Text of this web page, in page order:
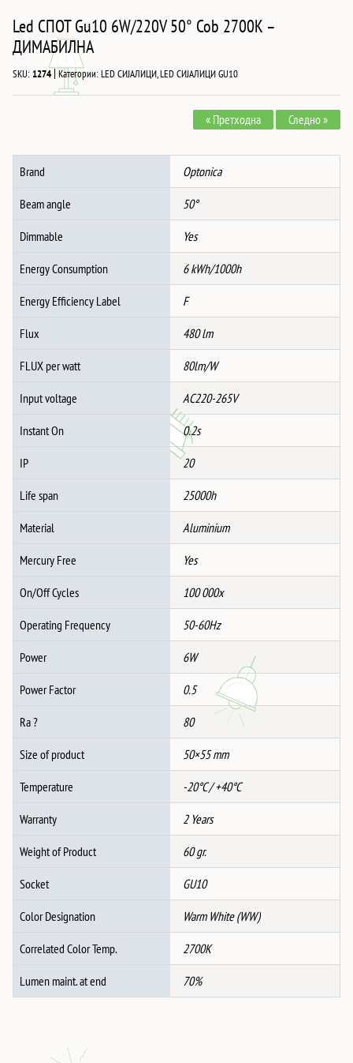
Led СПОТ Gu10 6W/220V 50° Cob 2700K –
ДИМАБИЛНА
SKU:1274|Категории:LED СИЈАЛИЦИ,LED СИЈАЛИЦИ GU10
« Претходна Следно »
Brand Optonica
Beam angle 50°
Dimmable Yes
Energy Consumption 6 kWh/1000h
Energy Efficiency Label F
Flux 480 lm
FLUX per watt 80lm/W
Input voltage AC220-265V
Instant On 0.2s
IP 20
Life span 25000h
Material Aluminium
Mercury Free Yes
On/Off Cycles 100 000x
Operating Frequency 50-60Hz
Power 6W
Power Factor 0.5
Ra ? 80
Size of product 50×55 mm
Temperature -20°C / +40°C
Warranty 2 Years
Weight of Product 60 gr.
Socket GU10
Color Designation Warm White (WW)
Correlated Color Temp. 2700K
Lumen maint. at end 70%